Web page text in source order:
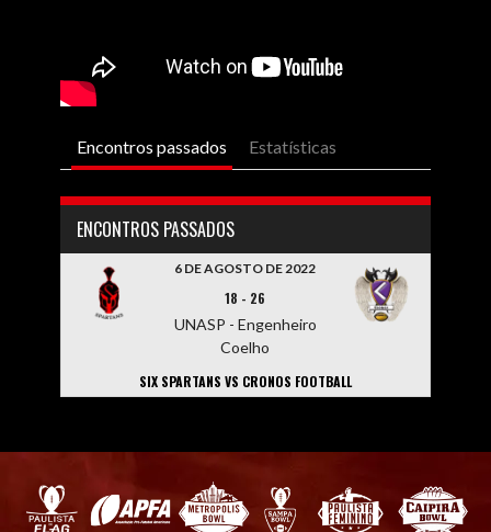
Encontros passados Estatísticas
ENCONTROS PASSADOS
6 DE AGOSTO DE 2022
18 - 26
UNASP - Engenheiro
Coelho
SIX SPARTANS VS CRONOS FOOTBALL